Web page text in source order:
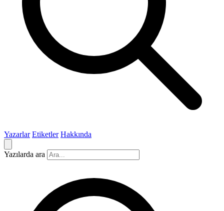
Yazarlar Etiketler Hakkında
Yazılarda ara